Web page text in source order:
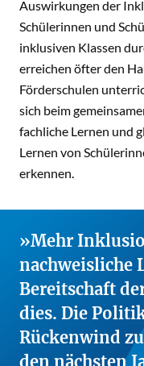
Auswirkungen der
Schülerinnen und
inklusiven Klassen
erreichen öfter den
Förderschulen
sich beim
fachliche Lernen und
Lernen von
erkennen.
Mehr
nachweisliche
Bereitschaft
dies. Die
Rückenwind
den nächsten